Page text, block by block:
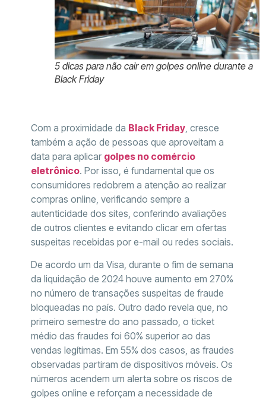
5 dicas para não cair em golpes online durante a
Black Friday
Com a proximidade da Black Friday, cresce
também a ação de pessoas que aproveitam a
data para aplicar golpes no comércio
eletrônico. Por isso, é fundamental que os
consumidores redobrem a atenção ao realizar
compras online, verificando sempre a
autenticidade dos sites, conferindo avaliações
de outros clientes e evitando clicar em ofertas
suspeitas recebidas por e-mail ou redes sociais.
De acordo um da Visa, durante o fim de semana
da liquidação de 2024 houve aumento em 270%
no número de transações suspeitas de fraude
bloqueadas no país. Outro dado revela que, no
primeiro semestre do ano passado, o ticket
médio das fraudes foi 60% superior ao das
vendas legítimas. Em 55% dos casos, as fraudes
observadas partiram de dispositivos móveis. Os
números acendem um alerta sobre os riscos de
golpes online e reforçam a necessidade de